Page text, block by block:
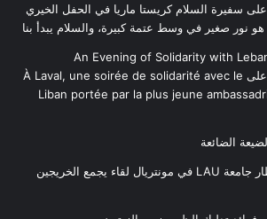
على سفيرة السلام كريستا ماريا في الحفل الخيري
نور صغير في وسط عتمة كبيرة، والسلام يبدأ بنا
An Evening of Solidarity with
على À Laval, une soirée de solidarité avec le
Liban portée par la plus jeune
الضائعة
إفطار جامعة LAU في مونتريال لقاء يجمع الخريجين